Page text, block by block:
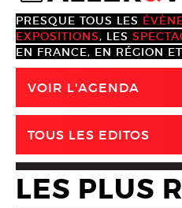
PRESQUE TOUS LES
EXPOSITIONS, LES
EN FRANCE, EN RÉGION
VOIR L'AGENDA
TOUS LES EDITOS
LES PLUS